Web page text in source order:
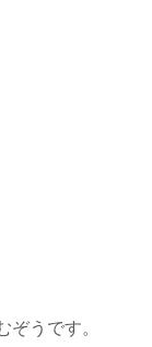
ぞうです。